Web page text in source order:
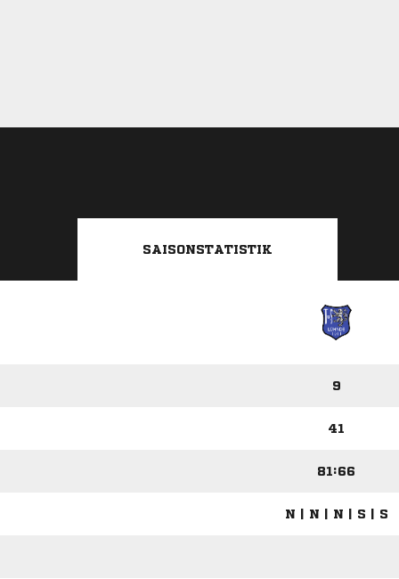
SAISONSTATISTIK
9
41
81:66
N | N | N | S | S